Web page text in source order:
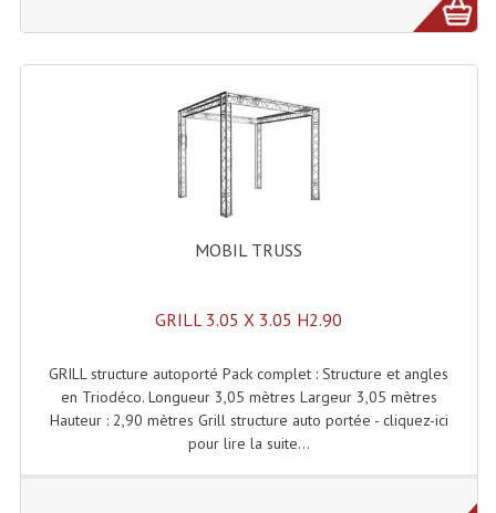
Retours De Scène
Caisson De Basse Amplifié
Caissons De Basses
Enceintes Autonomes Portables Amplifiées
Enceintes Hifi
Enceintes Monitoring
Filtres Actifs, Correcteurs
MOBIL TRUSS
GRILL 3.05 X 3.05 H2.90
GRILL structure autoporté Pack complet : Structure et angles
en Triodéco. Longueur 3,05 mètres Largeur 3,05 mètres
Hauteur : 2,90 mètres Grill structure auto portée - cliquez-ici
pour lire la suite...